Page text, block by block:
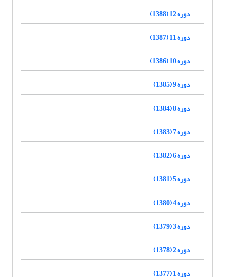
دوره 12 (1388)
دوره 11 (1387)
دوره 10 (1386)
دوره 9 (1385)
دوره 8 (1384)
دوره 7 (1383)
دوره 6 (1382)
دوره 5 (1381)
دوره 4 (1380)
دوره 3 (1379)
دوره 2 (1378)
دوره 1 (1377)